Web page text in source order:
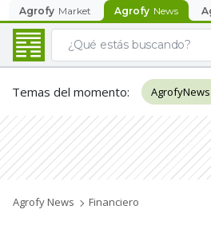
Agrofy Market Agrofy News
Temas del momento:
Agrofy News Financiero